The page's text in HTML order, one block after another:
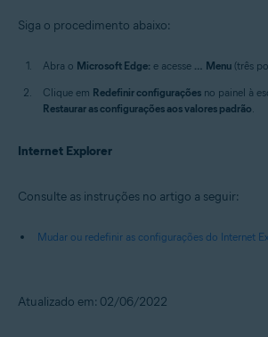
Siga o procedimento abaixo:
Abra o Microsoft Edge: e acesse … Menu (três
Clique em Redefinir configurações no painel à
Restaurar as configurações aos valores padrão.
Internet Explorer
Consulte as instruções no artigo a seguir:
Mudar ou redefinir as configurações do Internet
Atualizado em: 02/06/2022